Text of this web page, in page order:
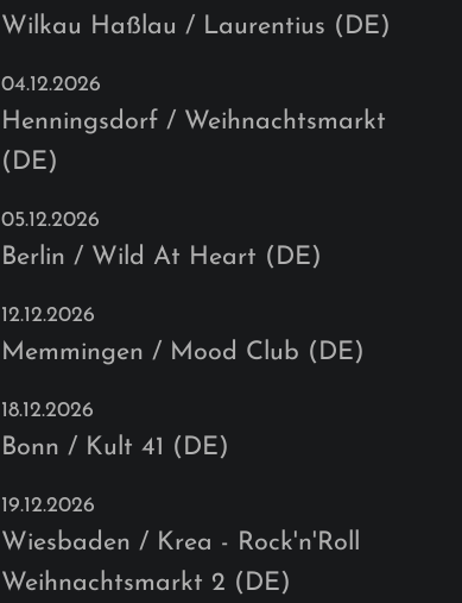
Wilkau Haßlau / Laurentius (DE)
04.12.2026
Henningsdorf / Weihnachtsmarkt
(DE)
05.12.2026
Berlin / Wild At Heart (DE)
12.12.2026
Memmingen / Mood Club (DE)
18.12.2026
Bonn / Kult 41 (DE)
19.12.2026
Wiesbaden / Krea - Rock'n'Roll
Weihnachtsmarkt 2 (DE)